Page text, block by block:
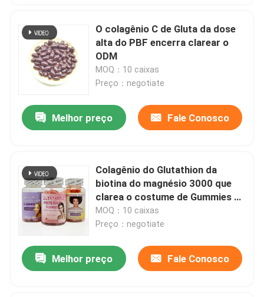
O colagênio C de Gluta da dose
alta do PBF encerra clarear o
ODM
MOQ：10 caixas
Preço：negotiate
Melhor preço Fale Conosco
Colagênio do Glutathion da
biotina do magnésio 3000 que
clarea o costume de Gummies da
cápsula
MOQ：10 caixas
Preço：negotiate
Melhor preço Fale Conosco